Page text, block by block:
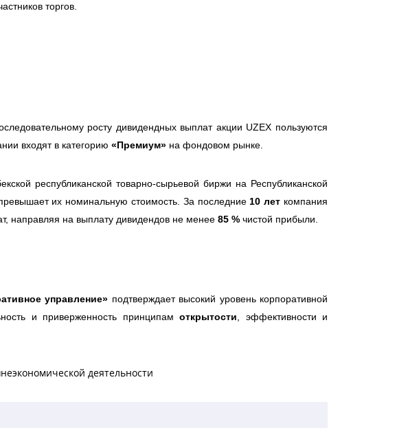
торгов.
росту дивидендных выплат акции UZEX пользуются
входят в категорию «Премиум» на фондовом рынке.
республиканской товарно-сырьевой биржи на Республиканской
их номинальную стоимость. За последние10 лет компания
направляя на выплату дивидендов не менее 85 % чистой прибыли.
управление» подтверждает высокий уровень корпоративной
и приверженность принципам открытости, эффективности и
деятельности